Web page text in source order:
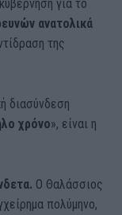
για το
ανατολικά
της
διασύνδεση
χρόνο», είναι η
Ο Θαλάσσιος
πολύμηνο,